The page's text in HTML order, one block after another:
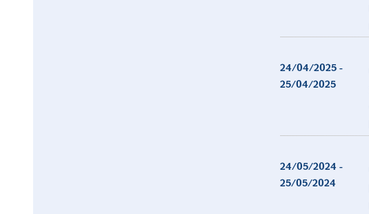
24/04/2025 -
25/04/2025
24/05/2024 -
25/05/2024